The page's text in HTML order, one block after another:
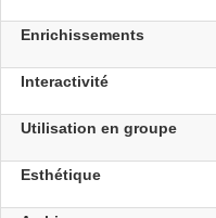
Enrichissements
Interactivité
Utilisation en groupe
Esthétique